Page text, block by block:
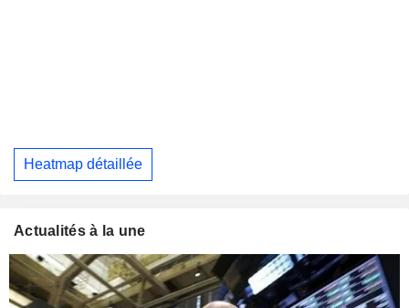
Heatmap détaillée
Actualités à la une